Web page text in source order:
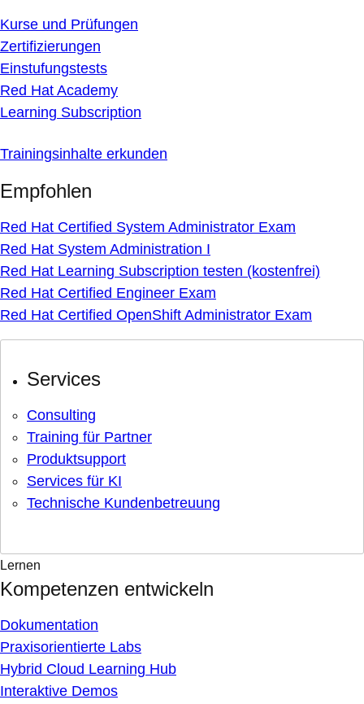
Kurse und Prüfungen
Zertifizierungen
Einstufungstests
Red Hat Academy
Learning Subscription
Trainingsinhalte erkunden
Empfohlen
Red Hat Certified System Administrator Exam
Red Hat System Administration I
Red Hat Learning Subscription testen (kostenfrei)
Red Hat Certified Engineer Exam
Red Hat Certified OpenShift Administrator Exam
Services
Consulting
Training für Partner
Produktsupport
Services für KI
Technische Kundenbetreuung
Lernen
Kompetenzen entwickeln
Dokumentation
Praxisorientierte Labs
Hybrid Cloud Learning Hub
Interaktive Demos